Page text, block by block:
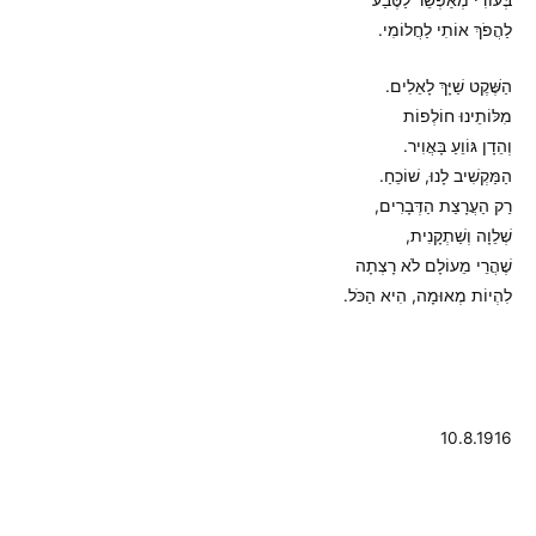
לַהֲפֹךְ אוֹתִי לַחֲלוֹמִי.
הַשֶּׁקֶט שַׁיָּךְ לָאֵלִים.
מִלּוֹתֵינוּ חוֹלְפוֹת
וְהֵדָן גּוֹוֵעַ בָּאֲוִיר.
הַמַּקְשִׁיב לָנוּ, שׁוֹכֵחַ.
רַק הַעֲרָצַת הַדְּבָרִים,
שְׁלֵוָה וְשַׁתְקָנִית,
שֶׁהֲרֵי מֵעוֹלָם לֹא רָצְתָה
לִהְיוֹת מְאוּמָה, הִיא הַכֹּל.
10.8.1916